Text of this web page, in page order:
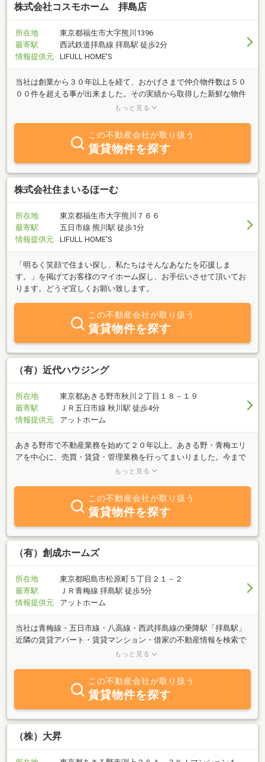
株式会社コスモホーム 拝島店
所在地
東京都福生市大字熊川1396
最寄駅
西武鉄道拝島線 拝島駅 徒歩2分
情報提供元
LIFULL HOME'S
当社は創業から３０年以上を経て、おかげさまで仲介物件数は５０
００件を超える事が出来ました。その実績から取得した新鮮な物件
情報を、当社の経験豊富なスタッフが迅速に発信させていただきま
もっと見る
この不動産会社が取り扱う
賃貸物件を探す
株式会社住まいるほーむ
所在地
東京都福生市大字熊川７６６
最寄駅
五日市線 熊川駅 徒歩1分
情報提供元
LIFULL HOME'S
「明るく笑顔で住まい探し、私たちはそんなあなたを応援しま
す。」を掲げてお客様のマイホーム探し、お手伝いさせて頂いてお
ります。どうぞ宜しくお願い致します。
この不動産会社が取り扱う
賃貸物件を探す
（有）近代ハウジング
所在地
東京都あきる野市秋川２丁目１８－１９
最寄駅
ＪＲ五日市線 秋川駅 徒歩4分
情報提供元
アットホーム
あきる野市で不動産業務を始めて２０年以上。あきる野・青梅エリ
アを中心に、売買・賃貸・管理業務を行ってまいりました。今まで
も、これからもお客様ひとりひとりとのつながりを大切にして、営
ひ一度ご相談ください。ＪＲ五日市線「秋川」徒歩４分。ご来店心
よりお待ちしております。
もっと見る
この不動産会社が取り扱う
賃貸物件を探す
（有）創成ホームズ
所在地
東京都昭島市松原町５丁目２１－２
最寄駅
ＪＲ青梅線 拝島駅 徒歩5分
情報提供元
アットホーム
当社は青梅線・五日市線・八高線・西武拝島線の乗降駅「拝島駅」
近隣の賃貸アパート・賃貸マンション・借家の不動産情報を検索で
きます。また土地・建物の購入（紹介）から買取り、販売もいたし
ど一生のうちにはさまざまな転機が訪れます。新居探しのお手伝い
から相続対策、節税対策にも当社をご活用ください。また、古民家
鑑定も行っています。長年住み続けてきた家、放っておけば解体さ
れて消える運命にある古民家を鑑定し、移築や再生、部材再利用な
どの具体的な改修計画がたてられます。古民家鑑定での価格を基
に、民家ネットなどへの物件登録ができ、売却の話を進めることも
産上ではなく、文化的な側面から評価してみませんか。土地・建物
もっと見る
この不動産会社が取り扱う
賃貸物件を探す
（株）大昇